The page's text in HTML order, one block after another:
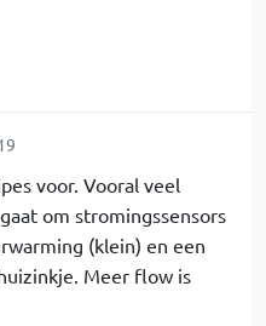
voor. Vooral veel
om stromingssensors
(klein) en een
Meer flow is